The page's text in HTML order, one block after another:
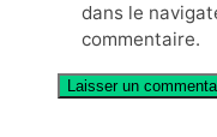
dans le
commentaire.